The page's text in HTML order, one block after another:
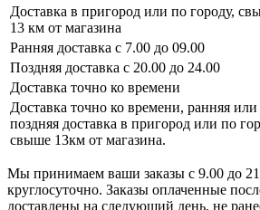
Доставка в пригород или по городу,
13 км от магазина
Ранняя доставка с 7.00 до 09.00
Поздняя доставка с 20.00 до 24.00
Доставка точно ко времени
Доставка точно ко времени, ранняя или
поздняя доставка в пригород или по
свыше 13км от магазина.
Мы принимаем ваши заказы с 9.00 до
круглосуточно. Заказы оплаченные
доставлены на следующий день, не